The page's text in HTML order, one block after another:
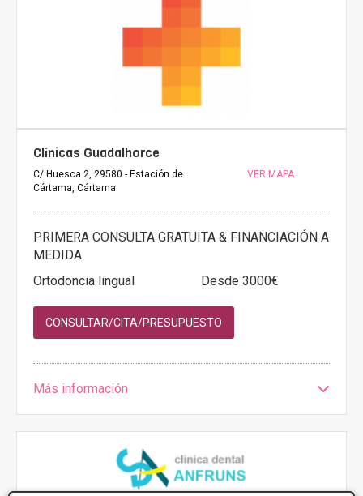
Clínicas Guadalhorce
C/ Huesca 2, 29580 - Estación de
Cártama, Cártama
VER MAPA
PRIMERA CONSULTA GRATUITA & FINANCIACIÓN A
MEDIDA
Ortodoncia lingual
Desde 3000€
CONSULTAR/CITA/PRESUPUESTO
Más información